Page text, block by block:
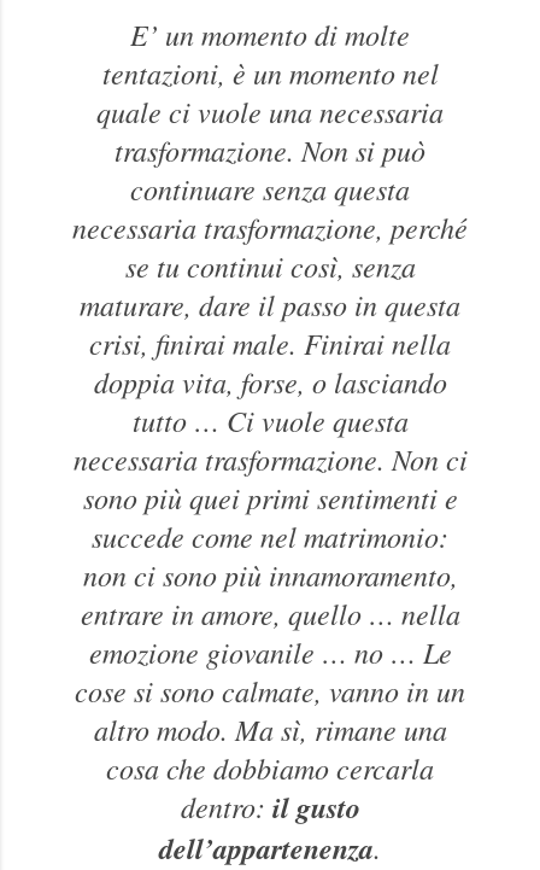
E’ un momento di molte
tentazioni, è un momento nel
quale ci vuole una necessaria
trasformazione. Non si può
continuare senza questa
necessaria trasformazione, perché
se tu continui così, senza
maturare, dare il passo in questa
crisi, finirai male. Finirai nella
doppia vita, forse, o lasciando
tutto … Ci vuole questa
necessaria trasformazione. Non ci
sono più quei primi sentimenti e
succede come nel matrimonio:
non ci sono più innamoramento,
entrare in amore, quello … nella
emozione giovanile … no … Le
cose si sono calmate, vanno in un
altro modo. Ma sì, rimane una
cosa che dobbiamo cercarla
dentro: il gusto
dell’appartenenza.